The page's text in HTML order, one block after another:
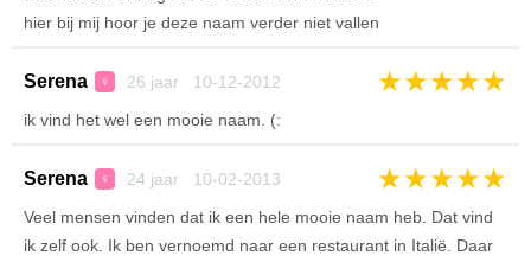
hier bij mij hoor je deze naam verder niet vallen
Serena ♀ 26 jaar 10-12-2012 ★★★★★
ik vind het wel een mooie naam. (:
Serena ♀ 24 jaar 10-02-2013 ★★★★★
Veel mensen vinden dat ik een hele mooie naam heb. Dat vind
ik zelf ook. Ik ben vernoemd naar een restaurant in Italië. Daar